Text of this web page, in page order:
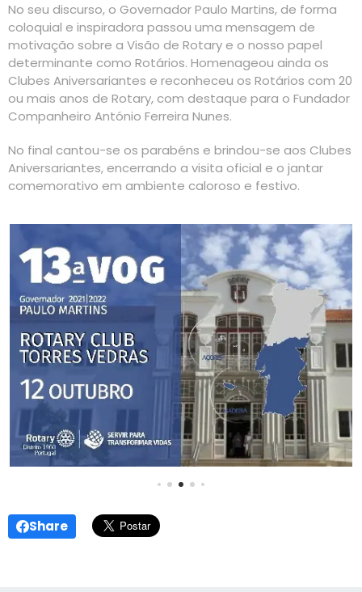
No seu discurso, o Governador Paulo Martins, de forma
coloquial e inspiradora passou uma mensagem de
motivação sobre a Visão de Rotary e o nosso papel
determinante como Rotários. Homenageou ainda os
Clubes Aniversariantes e reconheceu os Rotários com 20
ou mais anos de Rotary, com destaque para o Fundador
Companheiro António Ferreira Nunes.
No final cantou-se os parabéns e brindou-se aos Clubes
Aniversariantes, encerrando a visita oficial e o jantar
comemorativo em ambiente caloroso e festivo.
Share